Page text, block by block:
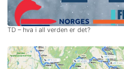
TD – hva i all verden er det?